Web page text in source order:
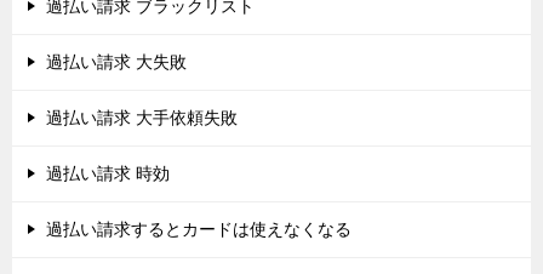
過払い請求 ブラックリスト
過払い請求 大失敗
過払い請求 大手依頼失敗
過払い請求 時効
過払い請求するとカードは使えなくなる